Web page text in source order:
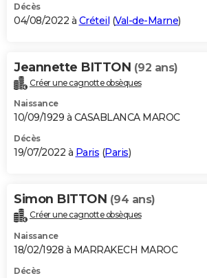
Décès
04/08/2022 à Créteil (Val-de-Marne)
Jeannette BITTON (92 ans)
Créer une cagnotte obsèques
Naissance
10/09/1929 à CASABLANCA MAROC
Décès
19/07/2022 à Paris (Paris)
Simon BITTON (94 ans)
Créer une cagnotte obsèques
Naissance
18/02/1928 à MARRAKECH MAROC
Décès